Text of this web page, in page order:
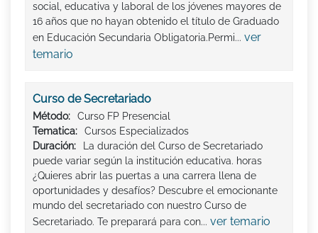
social, educativa y laboral de los jóvenes mayores de
16 años que no hayan obtenido el título de Graduado
en Educación Secundaria Obligatoria.Permi... ver
temario
Curso de Secretariado
Método:
Curso FP Presencial
Tematica:
Cursos Especializados
Duración:
La duración del Curso de Secretariado
puede variar según la institución educativa. horas
¿Quieres abrir las puertas a una carrera llena de
oportunidades y desafíos? Descubre el emocionante
mundo del secretariado con nuestro Curso de
Secretariado. Te preparará para con... ver temario